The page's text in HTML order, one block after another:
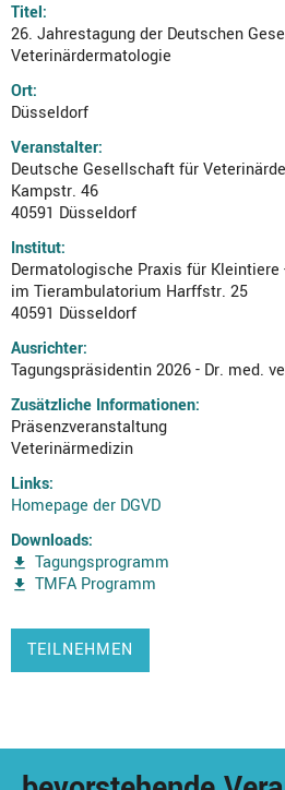
Titel:
26. Jahrestagung der Deutschen
Veterinärdermatologie
Ort:
Düsseldorf
Veranstalter:
Deutsche Gesellschaft für
Kampstr. 46
40591 Düsseldorf
Institut:
Dermatologische Praxis für Kleintiere
im Tierambulatorium Harffstr. 25
40591 Düsseldorf
Ausrichter:
Tagungspräsidentin 2026 - Dr. med.
Zusätzliche Informationen:
Präsenzveranstaltung
Veterinärmedizin
Links:
Homepage der DGVD
Downloads:
Tagungsprogramm
TMFA Programm
TEILNEHMEN